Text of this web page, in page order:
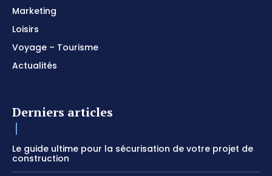
Marketing
Loisirs
Voyage – Tourisme
Actualités
Derniers articles
Le guide ultime pour la sécurisation de votre projet de
construction